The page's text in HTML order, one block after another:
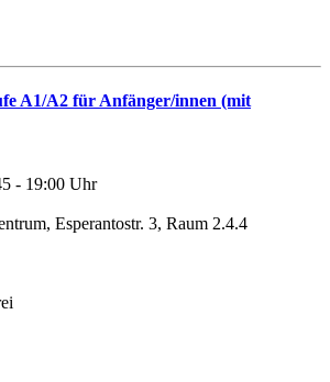
A1/A2 für Anfänger/innen (mit
- 19:00 Uhr
Esperantostr. 3, Raum 2.4.4